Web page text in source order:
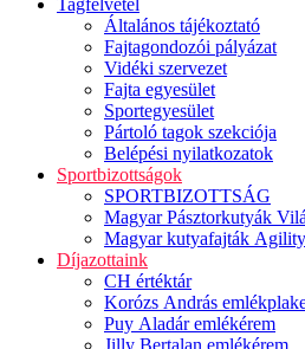
Tagfelvétel
Általános tájékoztató
Fajtagondozói pályázat
Vidéki szervezet
Fajta egyesület
Sportegyesület
Pártoló tagok szekciója
Belépési nyilatkozatok
Sportbizottságok
SPORTBIZOTTSÁG
Magyar Pásztorkutyák
Magyar kutyafajták Agility
Díjazottaink
CH értéktár
Korózs András
Puy Aladár emlékérem
Jilly Bertalan emlékérem